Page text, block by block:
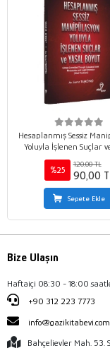
Hesaplanmış Sessiz
Yoluyla İşlenen Suçlar
Boyut
%25
120,00 TL
90,00
Sepete Ekle
Bize Ulaşın
Haftaiçi 08:30 - 18:00
+90 312 223 7773
Bahçelievler Mah. 53.